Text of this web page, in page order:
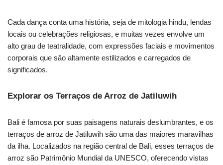
Cada dança conta uma história, seja de mitologia hindu, lendas
locais ou celebrações religiosas, e muitas vezes envolve um
alto grau de teatralidade, com expressões faciais e movimentos
corporais que são altamente estilizados e carregados de
significados.
Explorar os Terraços de Arroz de Jatiluwih
Bali é famosa por suas paisagens naturais deslumbrantes, e os
terraços de arroz de Jatiluwih são uma das maiores maravilhas
da ilha. Localizados na região central de Bali, esses terraços de
arroz são Patrimônio Mundial da UNESCO, oferecendo vistas